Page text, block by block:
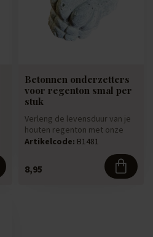
Betonnen onderzetters
voor regenton smal per
stuk
Verleng de levensduur van je
houten regenton met onze
betonnen leeuwenpootjes
Artikelcode: B1481
8,95